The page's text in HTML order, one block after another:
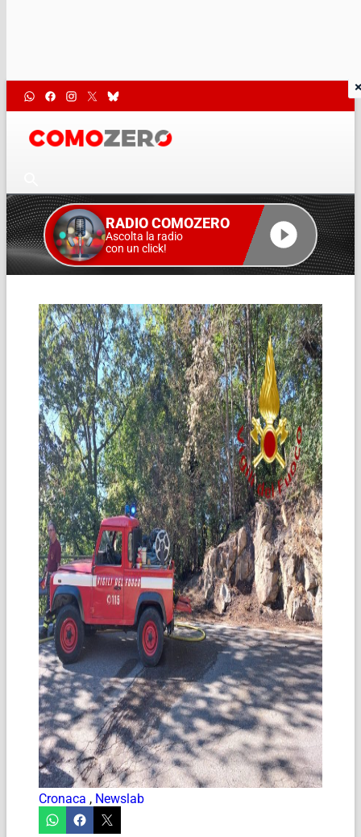
RADIO COMOZERO
Ascolta la radio
con un click!
Cronaca , Newslab